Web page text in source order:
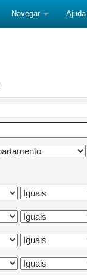
Navegar Ajuda